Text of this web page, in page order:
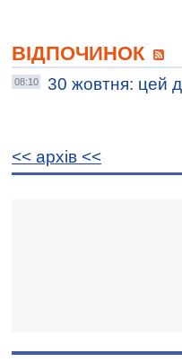
ВІДПОЧИНОК
08:10
30 жовтня: цей
<< архiв <<